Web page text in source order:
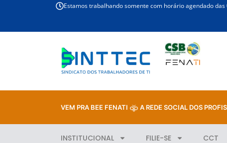
Estamos trabalhando somente com horário agendado das
VEM PRA BEE FENATI A REDE SOCIAL DOS
INSTITUCIONAL FILIE-SE CCT